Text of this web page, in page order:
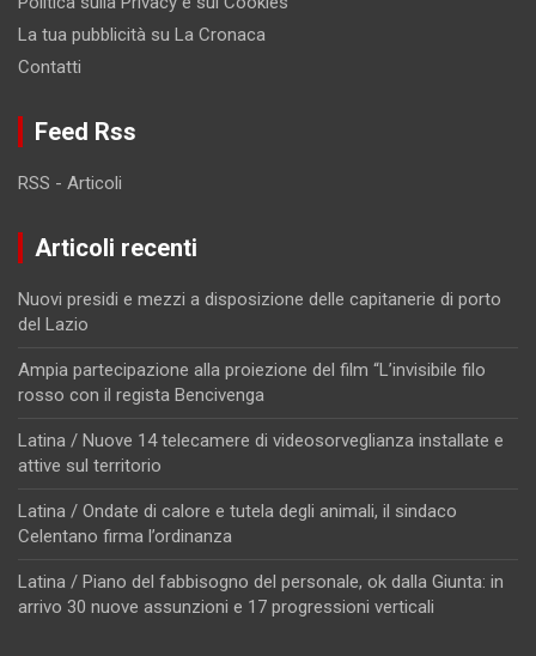
La tua pubblicità su La Cronaca
Contatti
Feed Rss
RSS - Articoli
Articoli recenti
Nuovi presidi e mezzi a disposizione delle capitanerie di porto
del Lazio
Ampia partecipazione alla proiezione del film “L’invisibile filo
rosso con il regista Bencivenga
Latina / Nuove 14 telecamere di videosorveglianza installate e
attive sul territorio
Latina / Ondate di calore e tutela degli animali, il sindaco
Celentano firma l’ordinanza
Latina / Piano del fabbisogno del personale, ok dalla Giunta: in
arrivo 30 nuove assunzioni e 17 progressioni verticali